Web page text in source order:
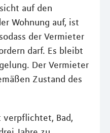
auf den
Wohnung auf, ist
der Vermieter
darf. Es bleibt
Der Vermieter
Zustand des
verpflichtet, Bad,